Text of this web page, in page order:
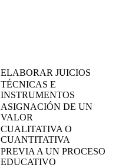
ELABORAR JUICIOS
TÉCNICAS E
INSTRUMENTOS
ASIGNACIÓN DE UN
VALOR
CUALITATIVA O
CUANTITATIVA
PREVIA A UN PROCESO
EDUCATIVO